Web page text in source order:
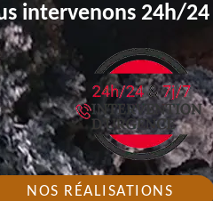
intervenons 24h/
NOS RÉALISATIONS